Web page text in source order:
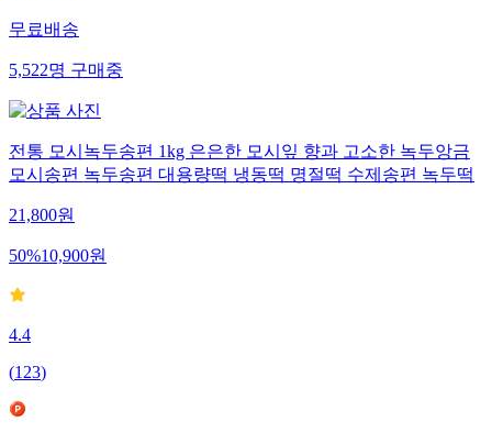
무료배송
5,522명구매중
전통 모시녹두송편 1kg 은은한 모시잎 향과 고소한 녹두앙금
모시송편 녹두송편 대용량떡 냉동떡 명절떡 수제송편 녹두떡
21,800원
50%10,900원
4.4
(123)